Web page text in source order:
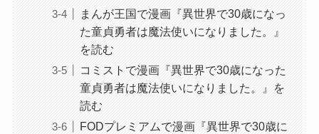
まんが王国で漫画『異世界で30歳になっ
た童貞勇者は魔法使いになりました。』
を読む
コミストで漫画『異世界で30歳になった
童貞勇者は魔法使いになりました。』を
読む
FODプレミアムで漫画『異世界で30歳に